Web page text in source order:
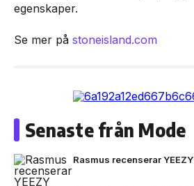
egenskaper.
Se mer på stoneisland.com
Senaste från Mode
Rasmus recenserar YEEZY